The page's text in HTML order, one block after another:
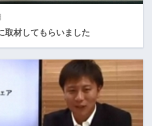
取材してもらいました